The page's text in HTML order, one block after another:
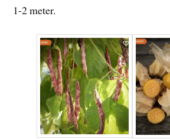
1-2 meter.